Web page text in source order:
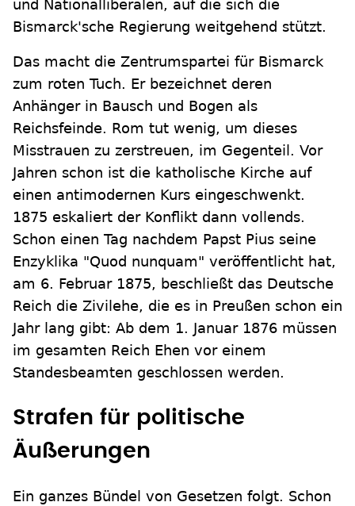
und Nationalliberalen, auf die sich die
Bismarck'sche Regierung weitgehend stützt.
Das macht die Zentrumspartei für Bismarck
zum roten Tuch. Er bezeichnet deren
Anhänger in Bausch und Bogen als
Reichsfeinde. Rom tut wenig, um dieses
Misstrauen zu zerstreuen, im Gegenteil. Vor
Jahren schon ist die katholische Kirche auf
einen antimodernen Kurs eingeschwenkt.
1875 eskaliert der Konflikt dann vollends.
Schon einen Tag nachdem Papst Pius seine
Enzyklika "Quod nunquam" veröffentlicht hat,
am 6. Februar 1875, beschließt das Deutsche
Reich die Zivilehe, die es in Preußen schon ein
Jahr lang gibt: Ab dem 1. Januar 1876 müssen
im gesamten Reich Ehen vor einem
Standesbeamten geschlossen werden.
Strafen für politische
Äußerungen
Ein ganzes Bündel von Gesetzen folgt. Schon